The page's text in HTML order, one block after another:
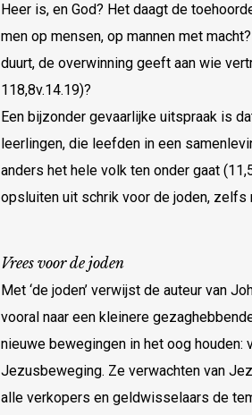
Heer is, en God? Het daagt de
men op mensen, op mannen met
duurt, de overwinning geeft aan wie
118,8v.14.19)?
Een bijzonder gevaarlijke uitspraak is
leerlingen, die leefden in een
anders het hele volk ten onder gaat
opsluiten uit schrik voor de joden, zelfs
Vrees voor de joden
Met ‘de joden’ verwijst de auteur van
vooral naar een kleinere
nieuwe bewegingen in het oog houden:
Jezusbeweging. Ze verwachten van
alle verkopers en geldwisselaars de